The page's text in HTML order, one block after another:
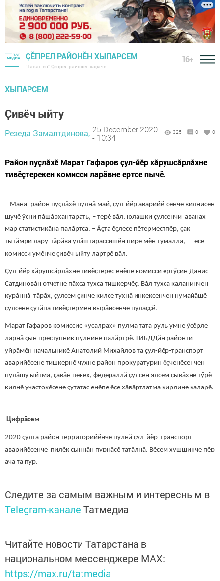
ҪӖПРЕЛ РАЙОНӖН ХЫПАРСЕМ
"Тӑван ен"-Çĕпрел районĕн хаçачӗ
16+
ХЫПАРСЕМ
Ҫивӗч ыйту
Резеда Замалтдинова, 25 December 2020
- 10:34
325 0 0
Район пуҫлӑхӗ Марат Гафаров ҫул-йӗр хӑрушсӑрлӑхне
тивӗҫтерекен комисси ларӑвне ертсе пычӗ.
– Мана, район пуҫлӑхӗ пулнӑ май, ҫул-йӗр аварийӗ-сенче вилнисен
шучӗ ӳсни пăшăрхантарать, – терӗ вӑл, юлашки ҫулсенчи аванах
мар статистикӑна палӑртса. – Ӑҫта ӗçлесе пӗтерместпӗр, çак
тытăмри лару-тӑрӑва улӑштарассишӗн пире мӗн тумалла, – тесе
комисси умӗнче çивӗч ыйту лартрӗ вăл.
Ҫул-йӗр хӑрушсӑрлӑхне тивӗҫтерес енӗпе комисси ертӳҫин Данис
Сатдиновăн отчетне пӑхса тухса тишкерчӗç. Вăл тухса каланинчен
курăннă тӑрӑх, ҫулсем ҫинче килсе тухнă инкексенчен нумайăшӗ
ҫулсене ҫутӑпа тивӗçтермен вырăнсенче пулаççӗ.
Марат Гафаров комиссие «усалрах» пулма тата руль умне ӳсӗрле
ларнă ҫын преступник пулнине палăртрӗ. ГИБДДăн районти
уйрӑмӗн начальникӗ Анатолий Михайлов та ҫул-йӗр-транспорт
аварийӗсене тишкернӗ чухне район прокуратурин ӗçченӗсенчен
пулӑшу ыйтма, ҫавӑн пекех, федераллă çулсен ялсем ҫывӑхне тӳрӗ
килнӗ участокӗсене ҫутатас енӗпе ӗҫе хӑвӑртлатма кирлине каларӗ.
Цифрăсем
2020 ҫулта район территорийӗнче пулнă ҫул-йӗр-транспорт
аварийӗсенче пилӗк ҫыннăн пурнăçӗ татăлнă. Вӗсем хушшинче пӗр
ача та пур.
Следите за самым важным и интересным в
Telegram-канале Татмедиа
Читайте новости Татарстана в
национальном мессенджере MАХ:
https://max.ru/tatmedia